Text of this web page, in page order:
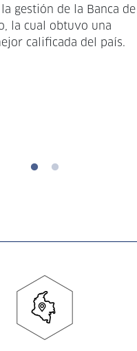
gestión de la Banca de
la cual obtuvo una
calificada del país.